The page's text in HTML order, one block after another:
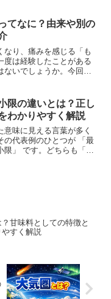
す。この記事では、母の
、日本での...
てなに？由来や別の
なり、痛みを感じる「も
度は経験したことがある
ないでしょうか。今回
？ものもらいは、医学的
くりゅうし...
限の違いとは？正し
わかりやすく解説
意味に見える言葉が多く
の代表例のひとつが 「最
限」 です。どちらも「少
甘味料としての特徴と
すく解説